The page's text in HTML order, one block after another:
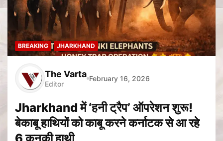
BREAKING JHARKHAND
The Varta
Editor
February 16, 2026
Jharkhand में ‘हनी ट्रैप’ ऑपरेशन शुरू!
बेकाबू हाथियों को काबू करने कर्नाटक से आ रहे